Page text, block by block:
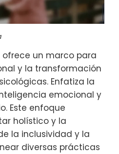
ofrece un marco para
y la transformación
Enfatiza la
emocional y
Este enfoque
holístico y la
la inclusividad y la
diversas prácticas